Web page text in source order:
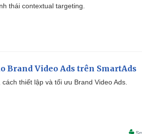
thái contextual targeting.
Brand Video Ads trên SmartAds
thiết lập và tối ưu Brand Video Ads.